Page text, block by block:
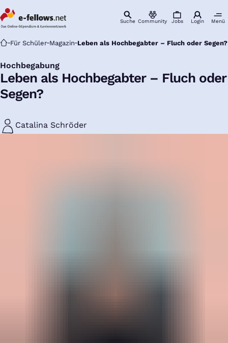
Suche Community Jobs Login Menü
Startseite
Für Schüler Magazin Leben als Hochbegabter – Fluch oder Segen?
Hochbegabung
:
Leben als Hochbegabter – Fluch oder
Segen?
Catalina Schröder